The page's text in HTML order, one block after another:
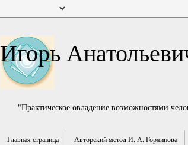
Игорь
"Практическое овладение возможностями
Главная страница Авторский метод И. А. Горяинова